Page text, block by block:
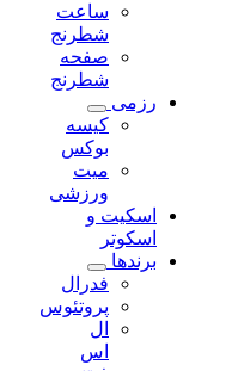
ساعت
شطرنج
صفحه
شطرنج
رزمی
کیسه
بوکس
میت
ورزشی
اسکیت و
اسکوتر
برندها
فدرال
پروتئوس